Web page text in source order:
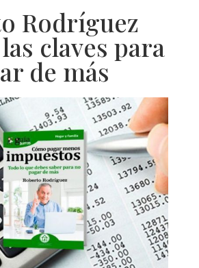
Rodríguez
claves para
de más